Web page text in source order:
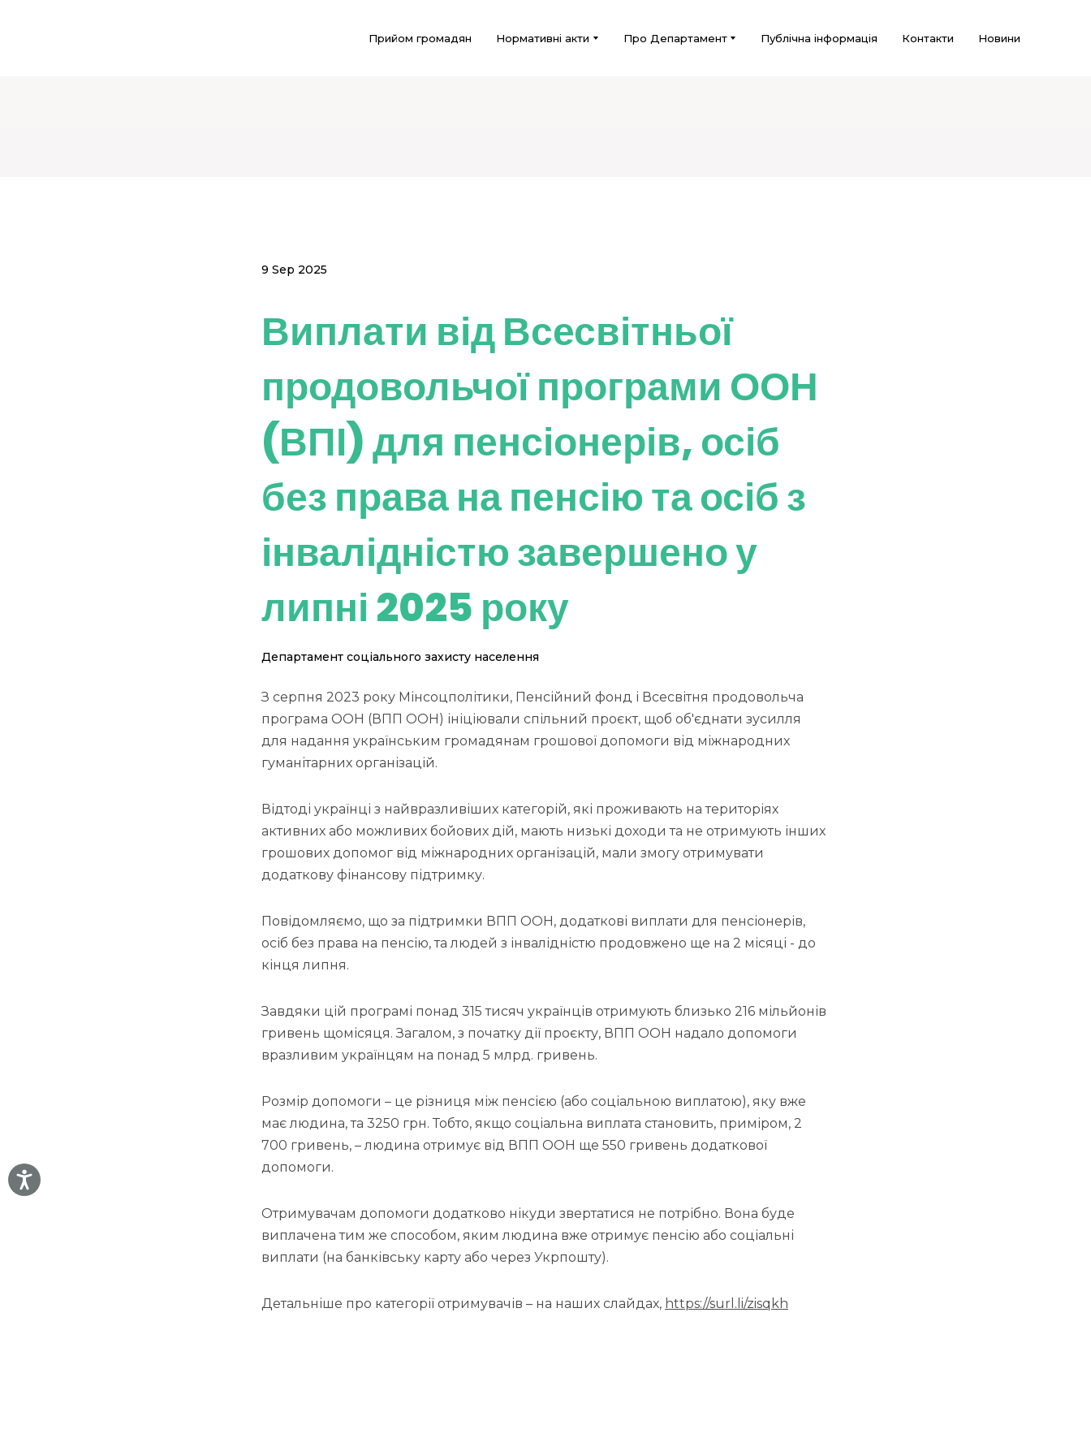
Прийом громадян Нормативні акти Про Департамент Публічна інформація Контакти Новини
9 Sep 2025
Виплати від Всесвітньої
продовольчої програми ООН
(ВПІ) для пенсіонерів, осіб
без права на пенсію та осіб з
інвалідністю завершено у
липні 2025 року
Департамент соціального захисту населення
З серпня 2023 року Мінсоцполітики, Пенсійний фонд і Всесвітня продовольча
програма ООН (ВПП ООН) ініціювали спільний проєкт, щоб об'єднати зусилля
для надання українським громадянам грошової допомоги від міжнародних
гуманітарних організацій.
Відтоді українці з найвразливіших категорій, які проживають на територіях
активних або можливих бойових дій, мають низькі доходи та не отримують інших
грошових допомог від міжнародних організацій, мали змогу отримувати
додаткову фінансову підтримку.
Повідомляємо, що за підтримки ВПП ООН, додаткові виплати для пенсіонерів,
осіб без права на пенсію, та людей з інвалідністю продовжено ще на 2 місяці - до
кінця липня.
Завдяки цій програмі понад 315 тисяч українців отримують близько 216 мільйонів
гривень щомісяця. Загалом, з початку дії проєкту, ВПП ООН надало допомоги
вразливим українцям на понад 5 млрд. гривень.
Розмір допомоги – це різниця між пенсією (або соціальною виплатою), яку вже
має людина, та 3250 грн. Тобто, якщо соціальна виплата становить, приміром, 2
700 гривень, – людина отримує від ВПП ООН ще 550 гривень додаткової
допомоги.
Отримувачам допомоги додатково нікуди звертатися не потрібно. Вона буде
виплачена тим же способом, яким людина вже отримує пенсію або соціальні
виплати (на банківську карту або через Укрпошту).
Детальніше про категорії отримувачів – на наших слайдах, https://surl.li/zisqkh